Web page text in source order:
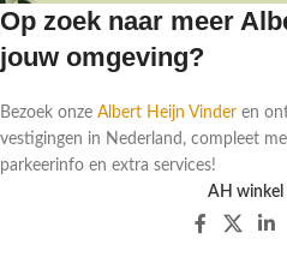
Op zoek naar meer
jouw omgeving?
Bezoek onze Albert Heijn Vinder en
vestigingen in Nederland, compleet
parkeerinfo en extra services!
AH winkel